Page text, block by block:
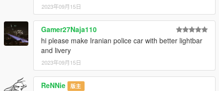
2023年09月15日
Gamer27Naja110
hi please make Iranian police car with better lightbar
and livery
2023年09月15日
ReNNie 版主